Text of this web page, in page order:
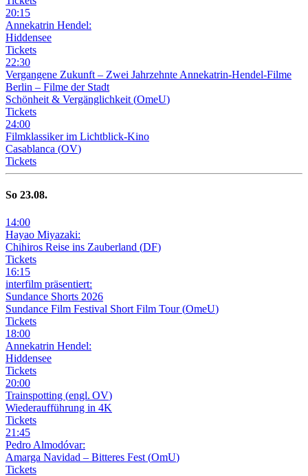
20:15
Annekatrin Hendel:
Hiddensee
Tickets
22:30
Vergangene Zukunft – Zwei Jahrzehnte Annekatrin-Hendel-Filme
Berlin – Filme der Stadt
Schönheit & Vergänglichkeit (OmeU)
Tickets
24:00
Filmklassiker im Lichtblick-Kino
Casablanca (OV)
Tickets
So 23.08.
14:00
Hayao Miyazaki:
Chihiros Reise ins Zauberland (DF)
Tickets
16:15
interfilm präsentiert:
Sundance Shorts 2026
Sundance Film Festival Short Film Tour(OmeU)
Tickets
18:00
Annekatrin Hendel:
Hiddensee
Tickets
20:00
Trainspotting (engl. OV)
Wiederaufführung in 4K
Tickets
21 :45
Pedro Almodóvar:
Amarga Navidad – Bitteres Fest (OmU)
Tickets